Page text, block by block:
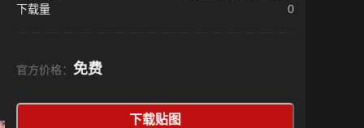
下载量
0
官方价格： 免费
下载贴图